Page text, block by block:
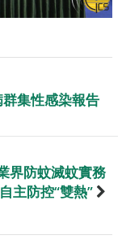
集性感染報告
界防蚊滅蚊實務
主防控“雙熱”